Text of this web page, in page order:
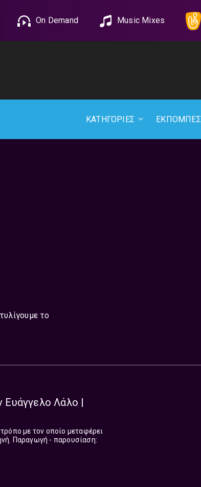
On Demand Music Mixes
ΚΑΤΗΓΟΡΙΕΣ ΕΚΠΟΜΠΕΣ
το
Ευάγγελο Λάλο |
με τον οποίο μεταφέρει